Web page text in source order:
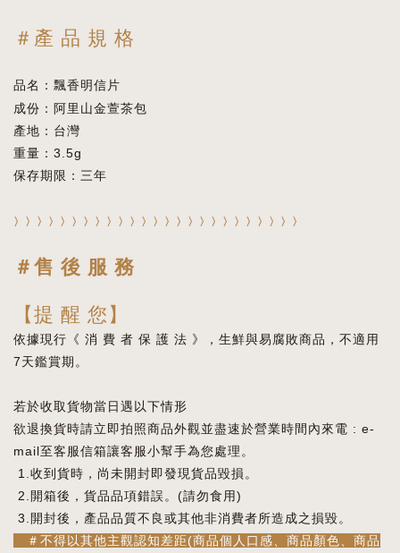
＃產 品 規 格
品名：飄香明信片
成份：阿里山金萱茶包
產地：台灣
重量：3.5g
保存期限：三年
〉 〉 〉 〉 〉 〉 〉 〉 〉 〉 〉 〉 〉 〉 〉 〉 〉 〉 〉 〉 〉 〉 〉 〉 〉
＃售 後 服 務
【提 醒 您】
依據現行《 消 費 者 保 護 法 》，生鮮與易腐敗商品，不適用
7天鑑賞期。
若於收取貨物當日遇以下情形
欲退換貨時請立即拍照商品外觀並盡速於營業時間內來電 : e-
mail至客服信箱讓客服小幫手為您處理。
1.收到貨時，尚未開封即發現貨品毀損。
2.開箱後，貨品品項錯誤。(請勿食用)
3.開封後，產品品質不良或其他非消費者所造成之損毀。
＃不得以其他主觀認知差距(商品個人口感、商品顏色、商品